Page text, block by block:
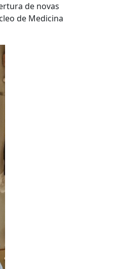
de novas
de Medicina